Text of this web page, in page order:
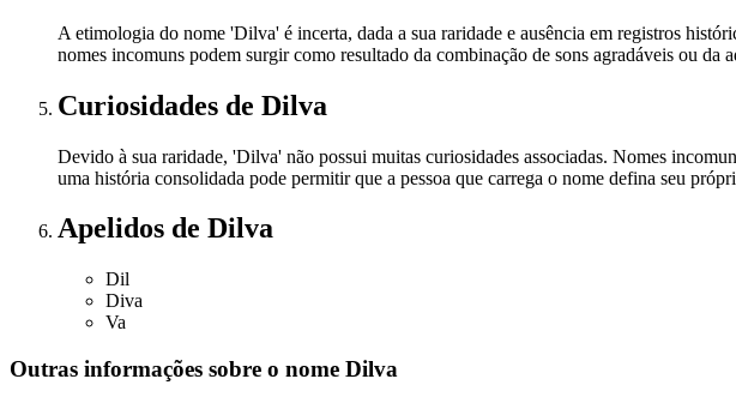
A etimologia do nome 'Dilva' é incerta, dada a sua raridade e ausência em registros
nomes incomuns podem surgir como resultado da combinação de sons agradáveis ou da
Curiosidades de Dilva
Devido à sua raridade, 'Dilva' não possui muitas curiosidades associadas. Nomes
uma história consolidada pode permitir que a pessoa que carrega o nome defina seu
Apelidos de Dilva
Dil
Diva
Va
Outras informações sobre o nome Dilva